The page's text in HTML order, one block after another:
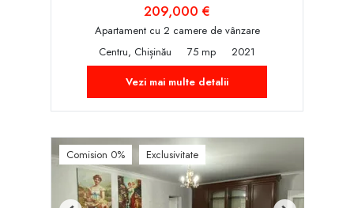
209,000 €
Apartament cu 2 camere de vânzare
Centru, Chișinău
75 mp
2021
Vezi mai multe detalii
Comision 0% Exclusivitate